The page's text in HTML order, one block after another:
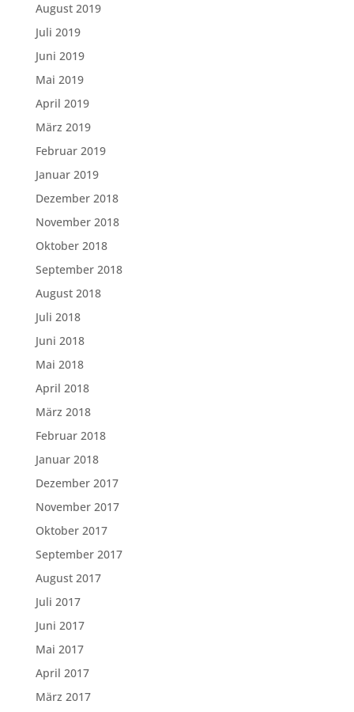
August 2019
Juli 2019
Juni 2019
Mai 2019
April 2019
März 2019
Februar 2019
Januar 2019
Dezember 2018
November 2018
Oktober 2018
September 2018
August 2018
Juli 2018
Juni 2018
Mai 2018
April 2018
März 2018
Februar 2018
Januar 2018
Dezember 2017
November 2017
Oktober 2017
September 2017
August 2017
Juli 2017
Juni 2017
Mai 2017
April 2017
März 2017